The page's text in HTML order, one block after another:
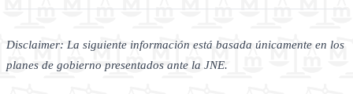
Disclaimer: La siguiente información está basada únicamente en los
planes de gobierno presentados ante la JNE.